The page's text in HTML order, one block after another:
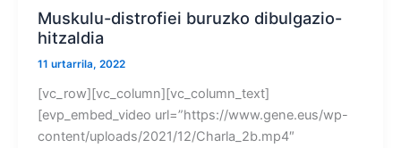
Muskulu-distrofiei buruzko dibulgazio-
hitzaldia
11 urtarrila, 2022
[vc_row][vc_column][vc_column_text]
[evp_embed_video url=”https://www.gene.eus/wp-
content/uploads/2021/12/Charla_2b.mp4″